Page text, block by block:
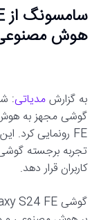
هوش مصنوعی
به گزارشمدیاتی:
تجربه برجسته
کاربران قرار دهد.